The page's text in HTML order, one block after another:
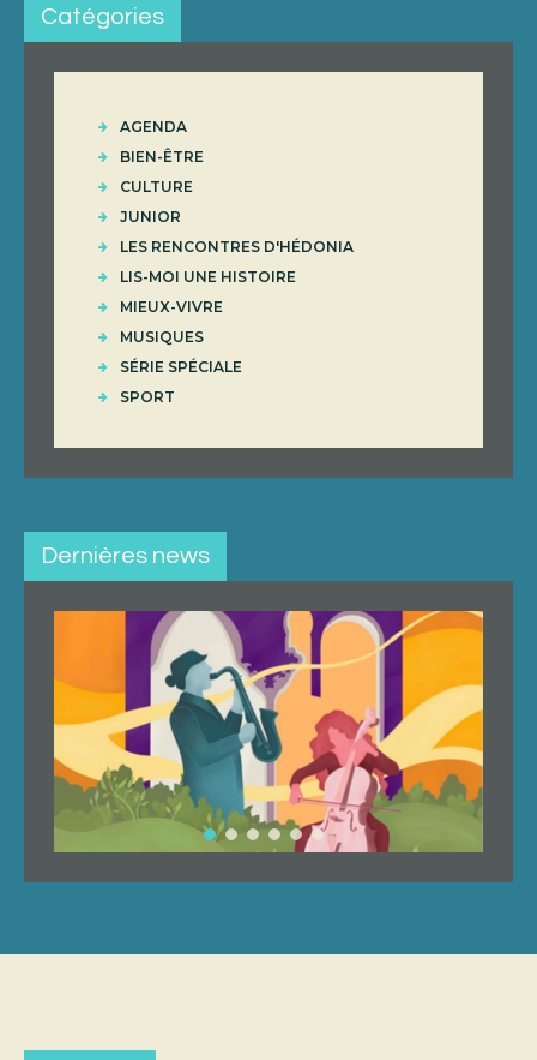
Catégories
AGENDA
BIEN-ÊTRE
CULTURE
JUNIOR
LES RENCONTRES D'HÉDONIA
LIS-MOI UNE HISTOIRE
MIEUX-VIVRE
MUSIQUES
SÉRIE SPÉCIALE
SPORT
Dernières news